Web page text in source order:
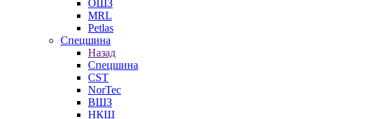
ОШЗ
MRL
Petlas
Спецшина
Назад
Спецшина
CST
NorTec
ВШЗ
НКШ